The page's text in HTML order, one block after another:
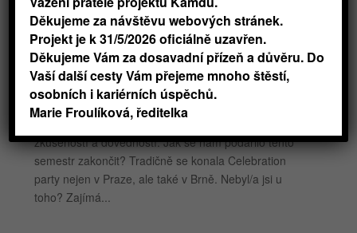
Po stopách Celebration party 2024 v Brně i v
Praze
autor:Pavla Žitníková,Josefína Povejšilová |Pro 17,
2024|Blog
Podzimní semestr máme úspěšně za sebou. Přinesl
nám plno inspirativních workshopů, nových přátelství,
zkušeností a dovedností. Jak se nám podařilo tento
semestr zakončit? Tradičně se konala Celebration
party nejen v Praze, ale také v Brně. Nebyl/a jsi u
toho? Zajímá...
Děkujeme za návštěvu webových stránek.
Projekt je k 31/5/2026 oficiálně uzavřen.
Děkujeme Vám za dosavadní přízeň a důvěru. Do
Vaší další cesty Vám přejeme mnoho štěstí,
osobních i kariérních úspěchů.
Marie Froulíková, ředitelka